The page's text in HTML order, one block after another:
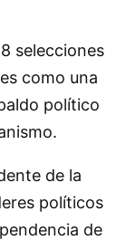
selecciones
como una
político
de la
políticos
de